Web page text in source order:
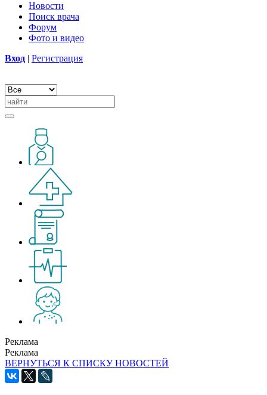
Новости
Поиск врача
Форум
Фото и видео
Вход | Регистрация
Реклама
Реклама
ВЕРНУТЬСЯ К СПИСКУ НОВОСТЕЙ